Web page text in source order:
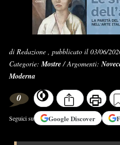
di Redazione , pubblicato il 03/06/
Categorie:Mostre/ Argomenti:
Moderna
0
Seguici su GoogleDiscover